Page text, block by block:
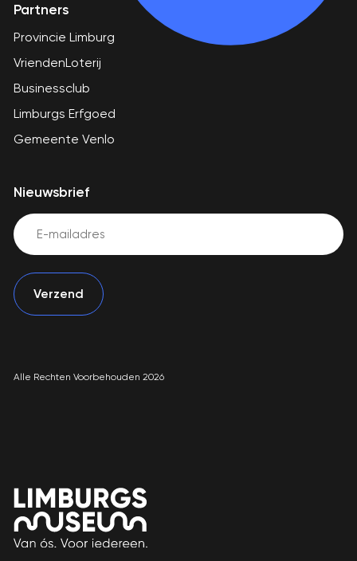
Partners
Provincie Limburg
VriendenLoterij
Businessclub
Limburgs Erfgoed
Gemeente Venlo
Nieuwsbrief
Email
(Vereist)
Alle Rechten Voorbehouden 2026